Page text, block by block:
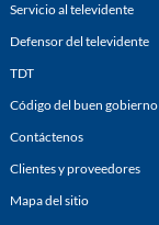
Servicio al televidente
Defensor del televidente
TDT
Código del buen gobierno
Contáctenos
Clientes y proveedores
Mapa del sitio